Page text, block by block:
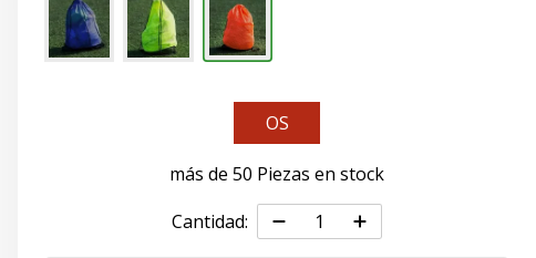
OS
más de 50 Piezas en stock
Cantidad: